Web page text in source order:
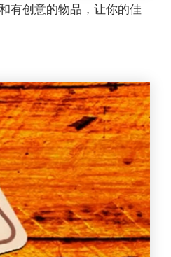
有创意的物品，让你的佳